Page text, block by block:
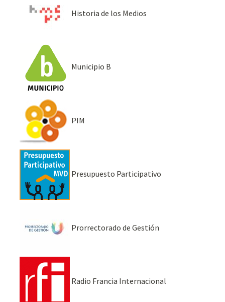
Historia de los Medios
Municipio B
PIM
Presupuesto Participativo
Prorrectorado de Gestión
Radio Francia Internacional